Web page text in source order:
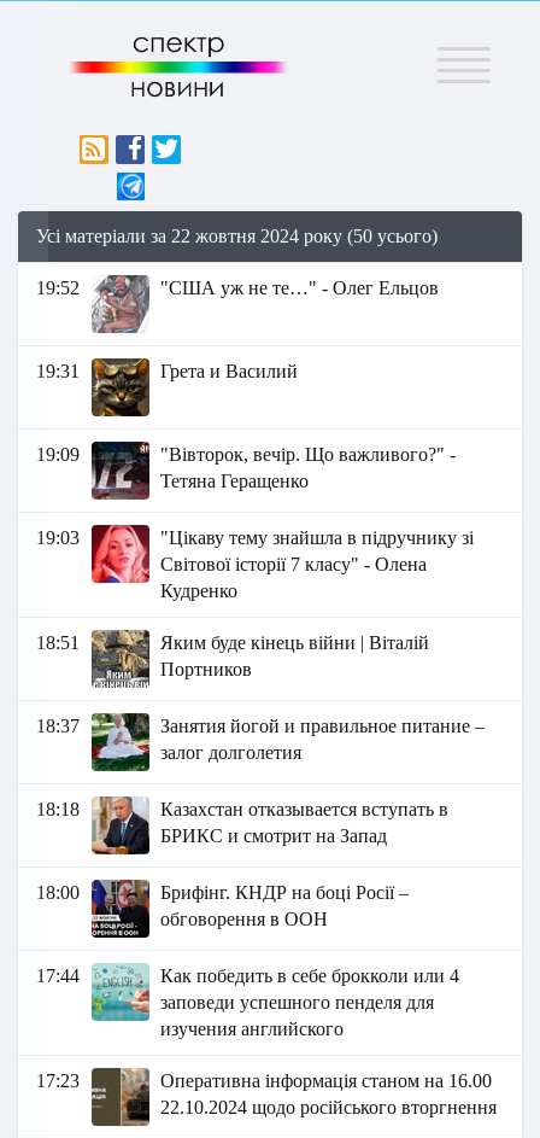
Меню
Усі матеріали за 22 жовтня 2024 року (50 усього)
19:52 "США уж не те…" - Олег Ельцов
19:31 Грета и Василий
19:09
"Вівторок, вечір. Що важливого?" -
Тетяна Геращенко
19:03
"Цікаву тему знайшла в підручнику зі
Світової історії 7 класу" - Олена
Кудренко
18:51
Яким буде кінець війни | Віталій
Портников
18:37
Занятия йогой и правильное питание –
залог долголетия
18:18
Казахстан отказывается вступать в
БРИКС и смотрит на Запад
18:00
Брифінг. КНДР на боці Росії –
обговорення в ООН
17:44
Как победить в себе брокколи или 4
заповеди успешного пенделя для
изучения английского
17:23
Оперативна інформація станом на 16.00
22.10.2024 щодо російського вторгнення